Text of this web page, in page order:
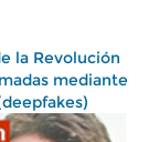
la Revolución
mediante